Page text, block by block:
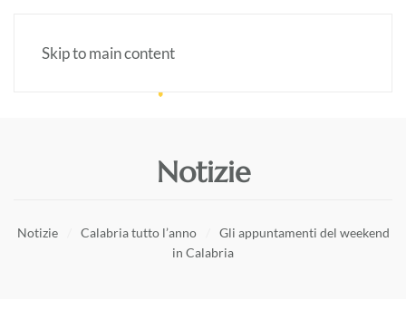
Skip to main content
Notizie
Notizie Calabria tutto l’anno
Gli appuntamenti del weekend
in Calabria